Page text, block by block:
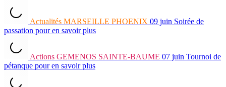
Actualités MARSEILLE PHOENIX 09 juin Soirée de
passation pour en savoir plus
Actions GEMENOS SAINTE-BAUME 07 juin Tournoi de
pétanque pour en savoir plus